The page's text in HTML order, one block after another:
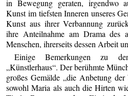
in Bewegung geraten, irgendwo
Kunst im tiefsten Inneren unseres
Kunst aus ihrer Verbannung
ihre Anteilnahme am Drama des
Menschen, ihrerseits dessen Arbeit
Einige Bemerkungen zu
„Künstlerhaus“. Der berühmte
großes Gemälde „die Anbetung
sowohl Maria als auch die Hirten